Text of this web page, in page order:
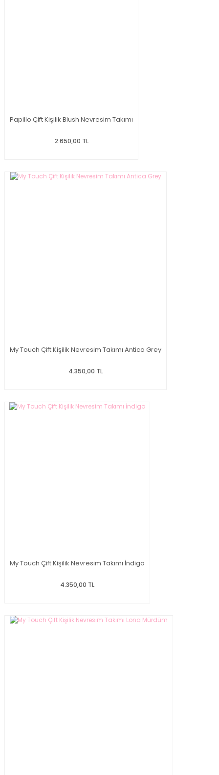
Papillo Çift Kişilik Blush Nevresim Takımı
2.650,00 TL
My Touch Çift Kişilik Nevresim Takımı Antica Grey
4.350,00 TL
My Touch Çift Kişilik Nevresim Takımı İndigo
4.350,00 TL